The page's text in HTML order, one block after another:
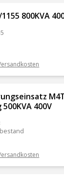
800KVA
400V